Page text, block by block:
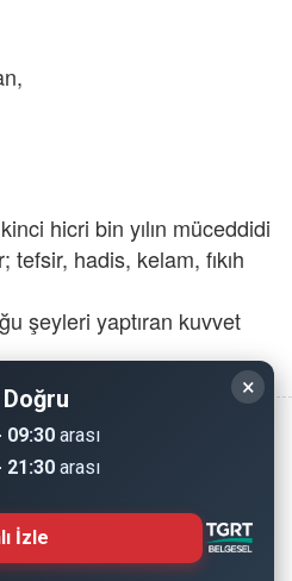
hicri bin yılın müceddidi
tefsir, hadis, kelam, fıkıh
şeyleri yaptıran kuvvet
insanların istifadesi için
sadık kalmak şartıyla, izin
×
09:30 arası
21:30 arası
İzle